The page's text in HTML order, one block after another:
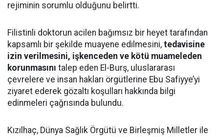
rejiminin sorumlu olduğunu belirtti.
Filistinli doktorun acilen bağımsız bir heyet tarafından
kapsamlı bir şekilde muayene edilmesini, tedavisine
izin verilmesini, işkenceden ve kötü muameleden
korunmasını talep eden El-Burş, uluslararası
çevrelere ve insan hakları örgütlerine Ebu Safiyye’yi
ziyaret ederek gözaltı koşulları hakkında bilgi
edinmeleri çağrısında bulundu.
Kızılhaç, Dünya Sağlık Örgütü ve Birleşmiş Milletler ile